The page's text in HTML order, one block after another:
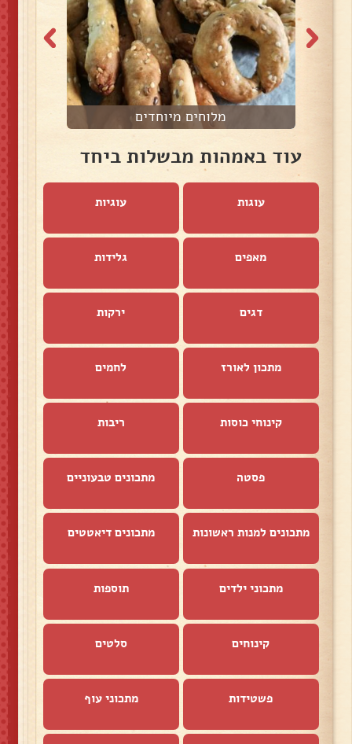
מלוחים מיוחדים
עוד באמהות מבשלות ביחד
עוגות עוגיות
מאפים גלידות
דגים ירקות
מתכון לאורז לחמים
קינוחי כוסות ריבות
פסטה מתכונים טבעוניים
מתכונים למנות ראשונות מתכונים דיאטטים
מתכוני ילדים תוספות
קינוחים סלטים
פשטידות מתכוני עוף